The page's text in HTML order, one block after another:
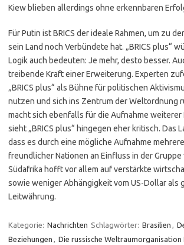
Kiew blieben allerdings ohne erkennbaren
Für Putin ist BRICS der ideale Rahmen, um zu
sein Land noch Verbündete hat. „BRICS plus“
Logik auch bedeuten: Je mehr, desto besser.
treibende Kraft einer Erweiterung. Experten
„BRICS plus“ als Bühne für politischen
nutzen und sich ins Zentrum der Weltordnung
macht sich ebenfalls für die Aufnahme weiterer
sieht „BRICS plus“ hingegen eher kritisch. Das
dass es durch eine mögliche Aufnahme
freundlicher Nationen an Einfluss in der
Südafrika hofft vor allem auf verstärkte
sowie weniger Abhängigkeit vom US-Dollar als
Leitwährung.
Kategorie: Nachrichten Schlagwörter: Brasilien ,
Beziehungen , Die russische Weltraumorganisation